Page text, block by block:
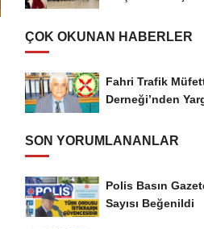
ÇOK OKUNAN HABERLER
Fahri Trafik
Derneği’nden
SON YORUMLANANLAR
Polis Basın
Sayısı Beğenildi